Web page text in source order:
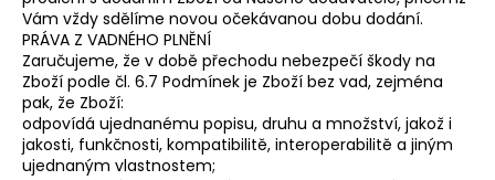
Vám vždy sdělíme novou očekávanou dobu dodání.
PRÁVA Z VADNÉHO PLNĚNÍ
Zaručujeme, že v době přechodu nebezpečí škody na
Zboží podle čl. 6.7 Podmínek je Zboží bez vad, zejména
pak, že Zboží:
odpovídá ujednanému popisu, druhu a množství, jakož i
jakosti, funkčnosti, kompatibilitě, interoperabilitě a jiným
ujednaným vlastnostem;